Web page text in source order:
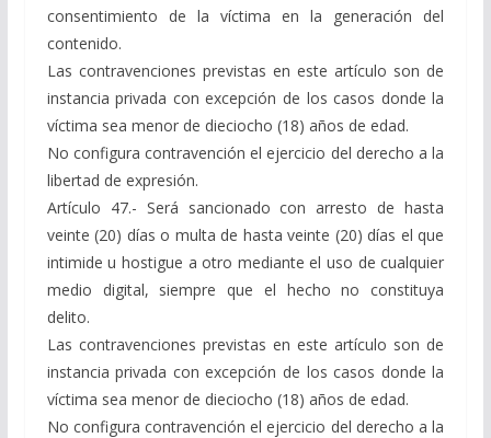
consentimiento de la víctima en la generación del
contenido.
Las contravenciones previstas en este artículo son de
instancia privada con excepción de los casos donde la
víctima sea menor de dieciocho (18) años de edad.
No configura contravención el ejercicio del derecho a la
libertad de expresión.
Artículo 47.- Será sancionado con arresto de hasta
veinte (20) días o multa de hasta veinte (20) días el que
intimide u hostigue a otro mediante el uso de cualquier
medio digital, siempre que el hecho no constituya
delito.
Las contravenciones previstas en este artículo son de
instancia privada con excepción de los casos donde la
víctima sea menor de dieciocho (18) años de edad.
No configura contravención el ejercicio del derecho a la